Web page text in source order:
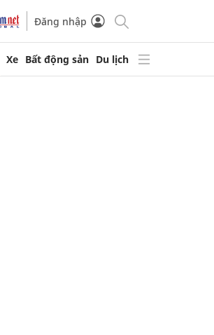
Đăng nhập
Xe Bất động sản Du lịch